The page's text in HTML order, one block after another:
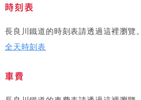
時刻表
長良川鐵道的時刻表請透過這裡瀏覽。
全天時刻表
車費